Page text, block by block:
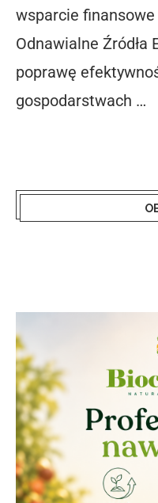
wsparcie
Odnawialne Źródła
poprawę
gospodarstwach …